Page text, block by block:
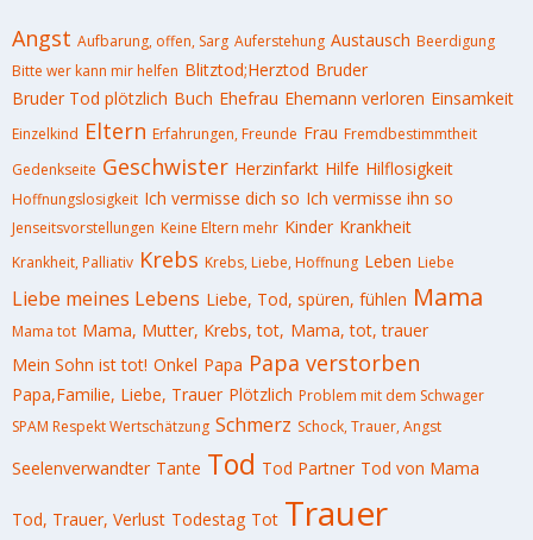
Angst Aufbarung, offen, Sarg Auferstehung Austausch Beerdigung
Bitte wer kann mir helfen Blitztod;Herztod Bruder
Bruder Tod plötzlich Buch Ehefrau Ehemann verloren Einsamkeit
Einzelkind Eltern Erfahrungen, Freunde Frau Fremdbestimmtheit
Gedenkseite Geschwister Herzinfarkt Hilfe Hilflosigkeit
Hoffnungslosigkeit Ich vermisse dich so Ich vermisse ihn so
Jenseitsvorstellungen Keine Eltern mehr Kinder Krankheit
Krankheit, Palliativ Krebs Krebs, Liebe, Hoffnung Leben Liebe
Liebe meines Lebens Liebe, Tod, spüren, fühlen Mama
Mama tot Mama, Mutter, Krebs, tot, Mama, tot, trauer
Mein Sohn ist tot! Onkel Papa Papa verstorben
Papa,Familie, Liebe, Trauer Plötzlich Problem mit dem Schwager
SPAM Respekt Wertschätzung Schmerz Schock, Trauer, Angst
Seelenverwandter Tante Tod Tod Partner Tod von Mama
Tod, Trauer, Verlust Todestag Tot Trauer